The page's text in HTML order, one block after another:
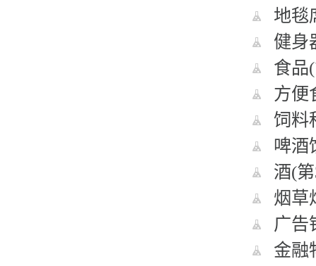
地毯
健身
食品
方便
饲料
啤酒
酒(
烟草
广告
金融